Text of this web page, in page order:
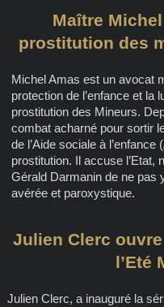
Maître
prostitution des
Michel Amas est un avocat
protection de l’enfance et la
prostitution des Mineurs.
combat acharné pour sortir
de l’Aide sociale à
prostitution. Il accuse l’Etat,
Gérald Darmanin de ne pas
avérée et paroxystique.
Julien Clerc
l’Eté
Julien Clerc, a inauguré la